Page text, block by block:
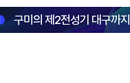
구미의 제2전성기 대구까